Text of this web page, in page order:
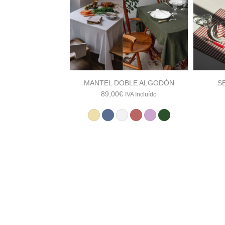
MANTEL DOBLE ALGODÓN
89,00€ IVA Incluído